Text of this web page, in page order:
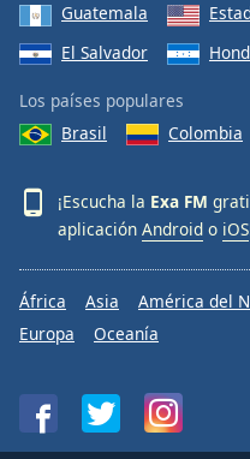
Guatemala
El Salvador
Los países populares
Brasil
Colombia
¡Escucha la Exa FM
aplicación Android o iOS
África Asia América del
Europa
Oceanía